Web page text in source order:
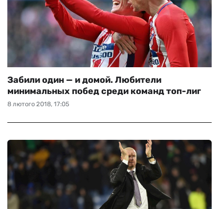
8 лютого 2018, 17:05
Забили один — и домой. Любители
минимальных побед среди команд топ-лиг